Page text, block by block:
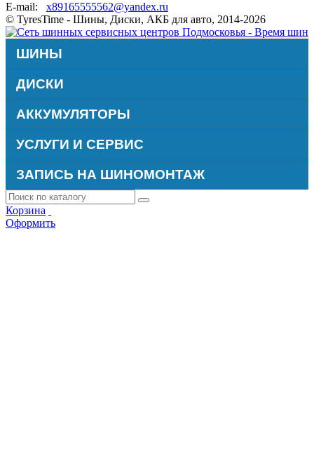
E-mail: x89165555562@yandex.ru
© TyresTime - Шины, Диски, АКБ для авто, 2014-2026
ШИНЫ
ДИСКИ
АККУМУЛЯТОРЫ
УСЛУГИ И СЕРВИС
ЗАПИСЬ НА ШИНОМОНТАЖ
Корзина
Оформить